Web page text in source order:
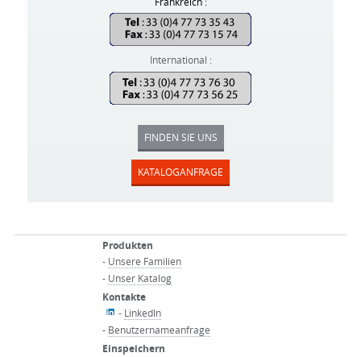
International :
FINDEN SIE UNS
KATALOGANFRAGE
Produkten
- Unsere Familien
- Unser Katalog
Kontakte
- Linkedln
- Benutzernameanfrage
Einspeichern